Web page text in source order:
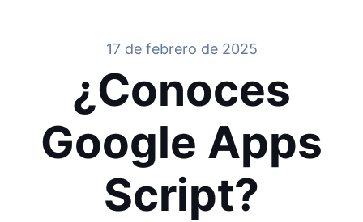
17 de febrero de 2025
¿Conoces
Google Apps
Script?